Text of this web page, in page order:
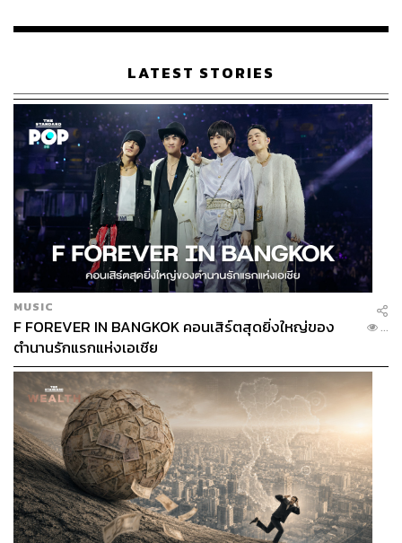
เรือนไทยที่ถูกซุกไว้
LATEST STORIES
MUSIC
F FOREVER IN BANGKOK คอนเสิร์ตสุดยิ่งใหญ่ของ
ตำนานรักแรกแห่งเอเชีย
...